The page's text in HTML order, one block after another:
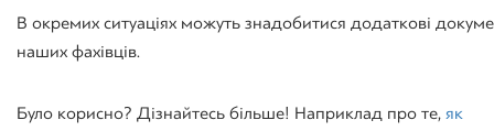
В окремих ситуаціях можуть знадобитися додаткові
наших фахівців.
Було корисно? Дізнайтесь більше! Наприклад про те, як